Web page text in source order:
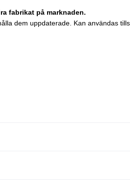
fabrikat på marknaden.
dem uppdaterade. Kan användas